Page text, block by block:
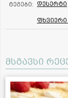
ტეგები: დესერტი
მსგავსი